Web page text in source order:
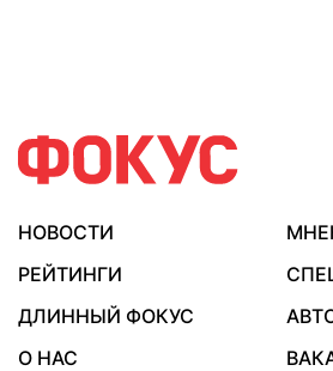
НОВОСТИ
РЕЙТИНГИ
ДЛИННЫЙ ФОКУС
О НАС